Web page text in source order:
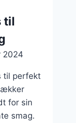
til
2024
til perfekt
for sin
smag.